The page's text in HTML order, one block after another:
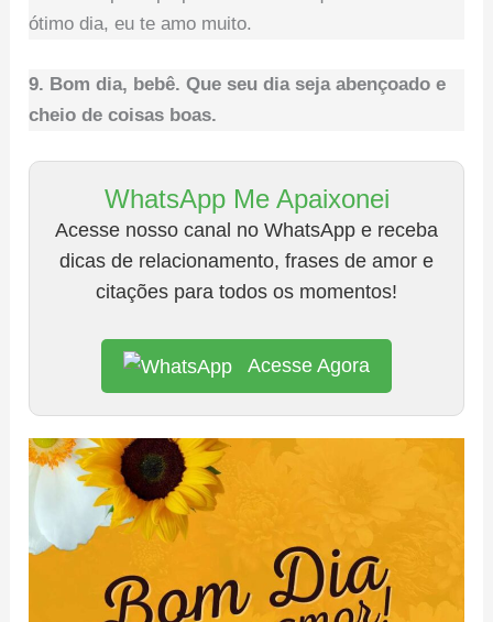
ótimo dia, eu te amo muito.
9. Bom dia, bebê. Que seu dia seja abençoado e
cheio de coisas boas.
WhatsApp Me Apaixonei
Acesse nosso canal no WhatsApp e receba
dicas de relacionamento, frases de amor e
citações para todos os momentos!
Acesse Agora